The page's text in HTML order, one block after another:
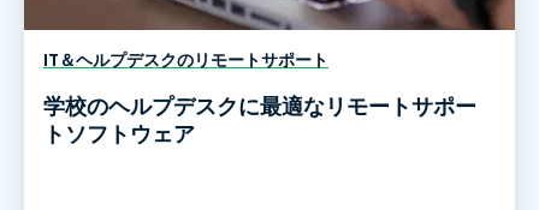
IT＆ヘルプデスクのリモートサポート
学校のヘルプデスクに最適なリモートサポー
トソフトウェア